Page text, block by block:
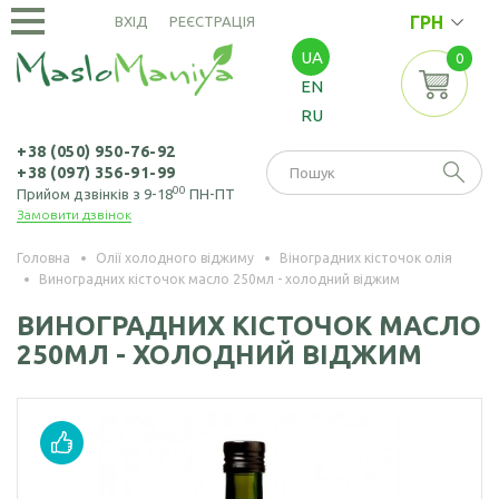
ВХІД РЕЄСТРАЦІЯ ГРН
UA
EN
RU
+38 (050) 950-76-92
+38 (097) 356-91-99
Прийом дзвінків з 9-1800 ПН-ПТ
Замовити дзвінок
0
ОЛІЇ
ХОЛОДНОГО
Амарантова олія
Арахісова олія
кісточок олія
кісточок олія
Гірчична олія
олія
ОЛІЇ
ЕКСТРАКЦІЙНІ
Амарантова олія
Зародків пшениці
БОРОШНО
Борошно
амарантове
Борошно з
Борошно гірчичне
Насіння амаранту
Насіння коноплі
Насіння кунжуту
Головна Олії холодного віджиму
Віноградних кісточок олія
Виноградних кісточок масло 250мл - холодний віджим
ВИНОГРАДНИХ КІСТОЧОК МАСЛО
250МЛ - ХОЛОДНИЙ ВІДЖИМ